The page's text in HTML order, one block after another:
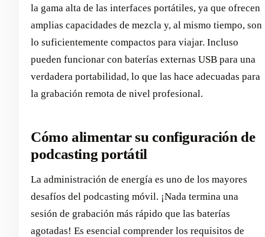
la gama alta de las interfaces portátiles, ya que ofrecen
amplias capacidades de mezcla y, al mismo tiempo, son
lo suficientemente compactos para viajar. Incluso
pueden funcionar con baterías externas USB para una
verdadera portabilidad, lo que las hace adecuadas para
la grabación remota de nivel profesional.
Cómo alimentar su configuración de
podcasting portátil
La administración de energía es uno de los mayores
desafíos del podcasting móvil. ¡Nada termina una
sesión de grabación más rápido que las baterías
agotadas! Es esencial comprender los requisitos de